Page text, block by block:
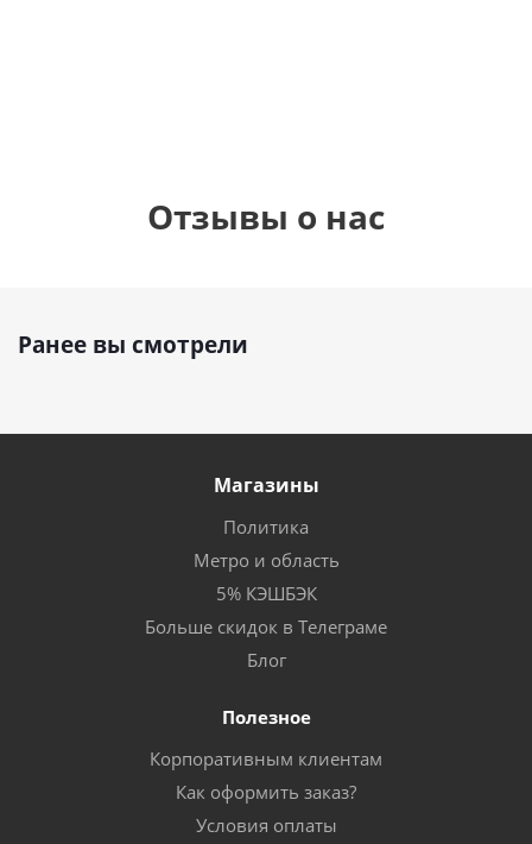
Отзывы о нас
Ранее вы смотрели
Магазины
Политика
Метро и область
5% КЭШБЭК
Больше скидок в Телеграме
Блог
Полезное
Корпоративным клиентам
Как оформить заказ?
Условия оплаты